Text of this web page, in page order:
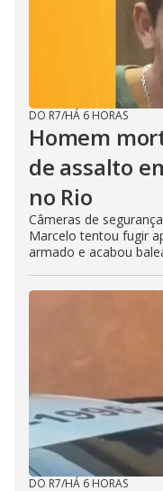
DO R7/HÁ 6 HORAS
Homem
de assalto
no Rio
Câmeras de
Marcelo tentou fugir
armado e acabou
DO R7/HÁ 6 HORAS